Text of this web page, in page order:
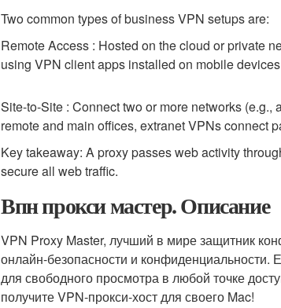
Two common types of business VPN setups are:
Remote Access : Hosted on the cloud or private
using VPN client apps installed on mobile devices
Site-to-Site : Connect two or more networks
remote and main offices, extranet VPNs connect
Key takeaway: A proxy passes web activity
secure all web traffic.
Впн прокси мастер. Описание
VPN Proxy Master, лучший в мире защитник
онлайн-безопасности и
для свободного просмотра в любой точке
получите VPN-прокси-хост для своего Mac!